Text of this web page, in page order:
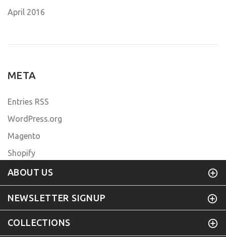
April 2016
META
Entries RSS
WordPress.org
Magento
Shopify
ABOUT US
NEWSLETTER SIGNUP
COLLECTIONS